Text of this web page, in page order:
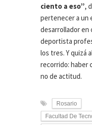
ciento a eso”,
pertenecer a un
desarrollador en
deportista
los tres. Y quizá
recorrido: haber
no de actitud.
Rosario
Facultad De